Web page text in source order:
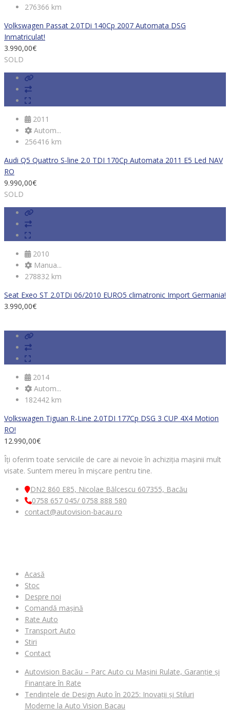
276366 km
Volkswagen Passat 2.0TDi 140Cp 2007 Automata DSG
Inmatriculat!
3.990,00€
SOLD
2011
Autom...
256416 km
Audi Q5 Quattro S-line 2.0 TDI 170Cp Automata 2011 E5 Led NAV
RO
9.990,00€
SOLD
2010
Manua...
278832 km
Seat Exeo ST 2.0TDi 06/2010 EURO5 climatronic Import Germania!
3.990,00€
2014
Autom...
182442 km
Volkswagen Tiguan R-Line 2.0TDI 177Cp DSG 3 CUP 4X4 Motion
RO!
12.990,00€
Îți oferim toate serviciile de care ai nevoie în achiziția mașinii mult
visate. Suntem mereu în mișcare pentru tine.
DN2 860 E85, Nicolae Bălcescu 607355, Bacău
0758 657 045/ 0758 888 580
contact@autovision-bacau.ro
Acasă
Stoc
Despre noi
Comandă mașină
Rate Auto
Transport Auto
Stiri
Contact
Autovision Bacău – Parc Auto cu Mașini Rulate, Garanție și
Finanțare în Rate
Tendințele de Design Auto în 2025: Inovații și Stiluri
Moderne la Auto Vision Bacau